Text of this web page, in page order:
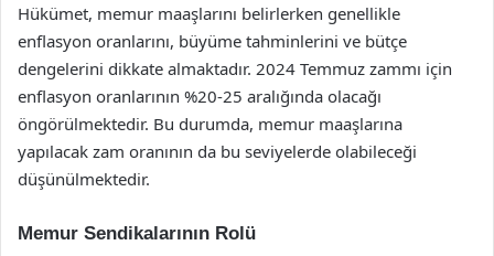
Hükümet, memur maaşlarını belirlerken genellikle
enflasyon oranlarını, büyüme tahminlerini ve bütçe
dengelerini dikkate almaktadır. 2024 Temmuz zammı için
enflasyon oranlarının %20-25 aralığında olacağı
öngörülmektedir. Bu durumda, memur maaşlarına
yapılacak zam oranının da bu seviyelerde olabileceği
düşünülmektedir.
Memur Sendikalarının Rolü